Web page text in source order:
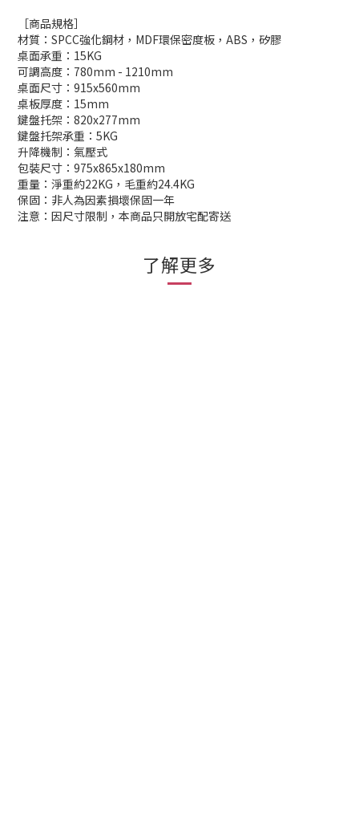
［商品規格］
材質：SPCC強化鋼材，MDF環保密度板，ABS，矽膠
桌面承重：15KG
可調高度：780mm - 1210mm
桌面尺寸：915x560mm
桌板厚度：15mm
鍵盤托架：820x277mm
鍵盤托架承重：5KG
升降機制：氣壓式
包裝尺寸：975x865x180mm
重量：淨重約22KG，毛重約24.4KG
保固：非人為因素損壞保固一年
注意：因尺寸限制，本商品只開放宅配寄送
了解更多